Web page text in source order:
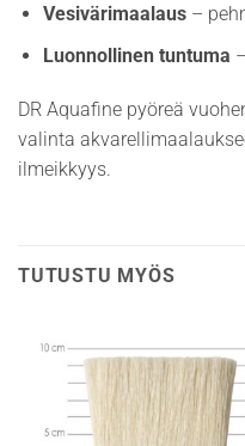
Vesivärimaalaus–
Luonnollinen tuntuma
DR Aquafine pyöreä
valinta
ilmeikkyys.
TUTUSTU MYÖS